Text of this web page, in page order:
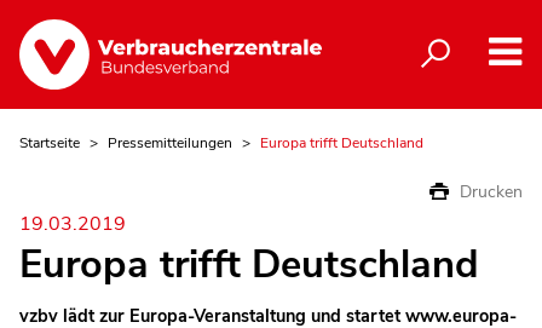
Startseite Pressemitteilungen Europa trifft Deutschland
Drucken
19.03.2019
Europa trifft Deutschland
vzbv lädt zur Europa-Veranstaltung und startet www.europa-